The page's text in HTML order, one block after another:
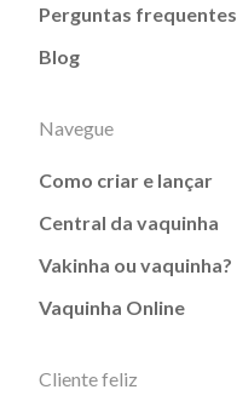
Perguntas frequentes
Blog
Navegue
Como criar e lançar
Central da vaquinha
Vakinha ou vaquinha?
Vaquinha Online
Cliente feliz